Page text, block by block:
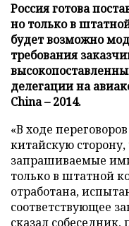
Россия готова
но только в
будет возможно
требования
делегации на
Сhina – 2014.
«В ходе
китайскую
запрашиваемые
только в штатной
отработана,
соответствующее
сказал собеседник,